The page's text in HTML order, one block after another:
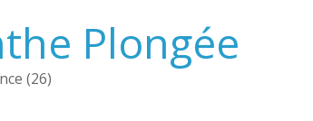
Plongée
(26)